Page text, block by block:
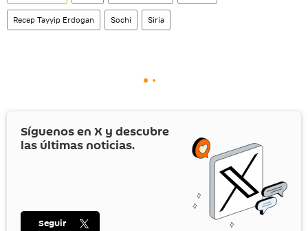
Recep Tayyip Erdogan Sochi Siria
Síguenos en X y descubre
las últimas noticias.
Seguir